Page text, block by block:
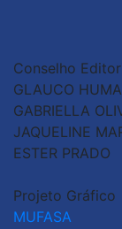
Conselho
GLAUCO
GABRIELLA
JAQUELINE
ESTER PRADO
Projeto Gráfico
MUFASA